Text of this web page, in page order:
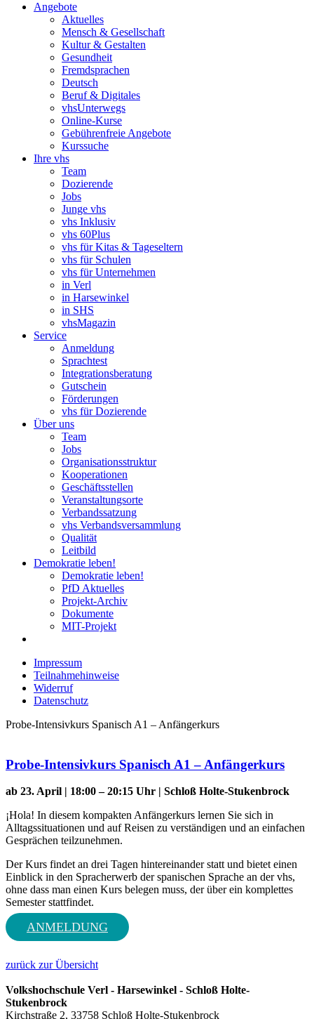
Angebote
Aktuelles
Mensch & Gesellschaft
Kultur & Gestalten
Gesundheit
Fremdsprachen
Deutsch
Beruf & Digitales
vhsUnterwegs
Online-Kurse
Gebührenfreie Angebote
Kurssuche
Ihre vhs
Team
Dozierende
Jobs
Junge vhs
vhs Inklusiv
vhs 60Plus
vhs für Kitas & Tageseltern
vhs für Schulen
vhs für Unternehmen
in Verl
in Harsewinkel
in SHS
vhsMagazin
Service
Anmeldung
Sprachtest
Integrationsberatung
Gutschein
Förderungen
vhs für Dozierende
Über uns
Team
Jobs
Organisationsstruktur
Kooperationen
Geschäftsstellen
Veranstaltungsorte
Verbandssatzung
vhs Verbandsversammlung
Qualität
Leitbild
Demokratie leben!
Demokratie leben!
PfD Aktuelles
Projekt-Archiv
Dokumente
MIT-Projekt
Impressum
Teilnahmehinweise
Widerruf
Datenschutz
Probe-Intensivkurs Spanisch A1 – Anfängerkurs
Probe-Intensivkurs Spanisch A1 – Anfängerkurs
ab 23. April | 18:00 – 20:15 Uhr | Schloß Holte-Stukenbrock
¡Hola! In diesem kompakten Anfängerkurs lernen Sie sich in
Alltagssituationen und auf Reisen zu verständigen und an einfachen
Gesprächen teilzunehmen.
Der Kurs findet an drei Tagen hintereinander statt und bietet einen
Einblick in den Spracherwerb der spanischen Sprache an der vhs,
ohne dass man einen Kurs belegen muss, der über ein komplettes
Semester stattfindet.
ANMELDUNG
zurück zur Übersicht
Volkshochschule Verl - Harsewinkel - Schloß Holte-
Stukenbrock
Kirchstraße 2, 33758 Schloß Holte-Stukenbrock